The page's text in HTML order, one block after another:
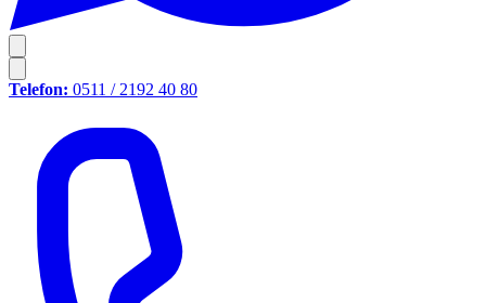
Telefon: 0511 / 2192 40 80